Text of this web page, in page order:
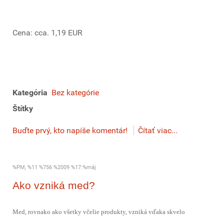
Cena: cca. 1,19 EUR
Kategória Bez kategórie
Štítky
Buďte prvý, kto napíše komentár! Čítať viac...
%PM, %11 %756 %2009 %17:%máj
Ako vzniká med?
Med, rovnako ako všetky včelie produkty, vzniká vďaka skvelo